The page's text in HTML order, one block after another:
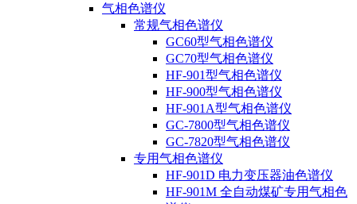
气相色谱仪
常规气相色谱仪
GC60型气相色谱仪
GC70型气相色谱仪
HF-901型气相色谱仪
HF-900型气相色谱仪
HF-901A型气相色谱仪
GC-7800型气相色谱仪
GC-7820型气相色谱仪
专用气相色谱仪
HF-901D 电力变压器油色谱仪
HF-901M 全自动煤矿专用气相色